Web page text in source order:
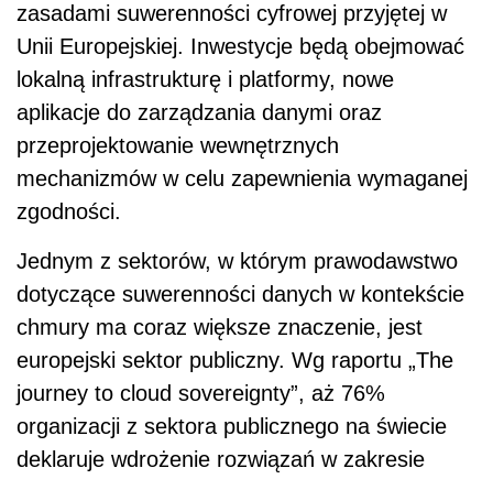
zasadami suwerenności cyfrowej przyjętej w
Unii Europejskiej. Inwestycje będą obejmować
lokalną infrastrukturę i platformy, nowe
aplikacje do zarządzania danymi oraz
przeprojektowanie wewnętrznych
mechanizmów w celu zapewnienia wymaganej
zgodności.
Jednym z sektorów, w którym prawodawstwo
dotyczące suwerenności danych w kontekście
chmury ma coraz większe znaczenie, jest
europejski sektor publiczny. Wg raportu „The
journey to cloud sovereignty”, aż 76%
organizacji z sektora publicznego na świecie
deklaruje wdrożenie rozwiązań w zakresie